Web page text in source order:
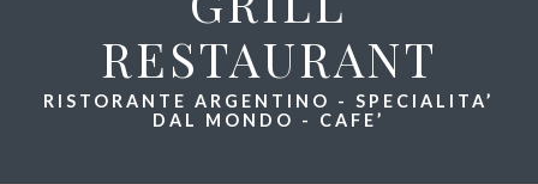
RESTAURANT
RISTORANTE ARGENTINO - SPECIALITA’
DAL MONDO - CAFE’